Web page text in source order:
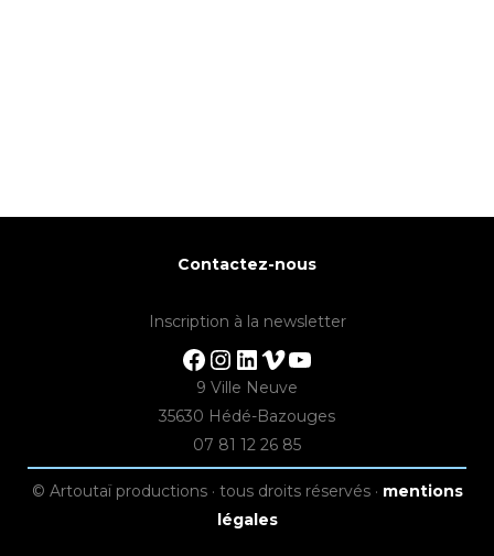
Contactez-nous
Inscription à la newsletter
Facebook Instagram LinkedIn Vimeo YouTube
9 Ville Neuve
35630 Hédé-Bazouges
07 81 12 26 85
© Artoutaï productions · tous droits réservés · mentions
légales